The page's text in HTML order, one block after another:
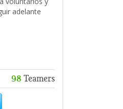
adelante
98 Teamers